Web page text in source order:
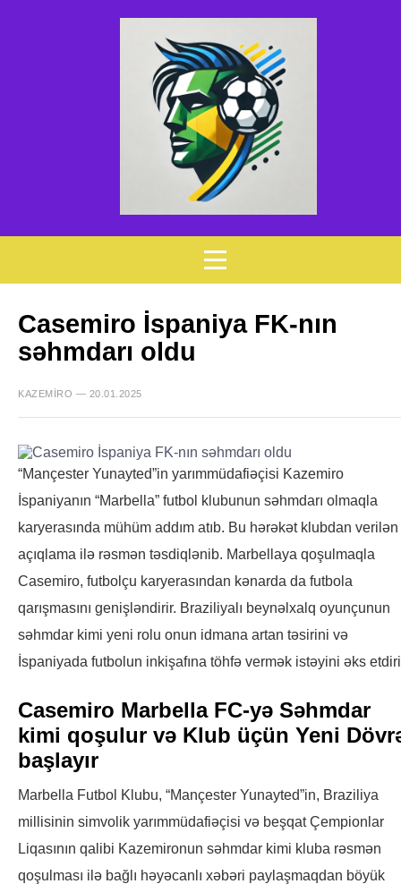
Casemiro İspaniya FK-nın
səhmdarı oldu
KAZEMIRO — 20.01.2025
“Mançester Yunayted”in yarımmüdafiəçisi Kazemiro
İspaniyanın “Marbella” futbol klubunun səhmdarı olmaqla
karyerasında mühüm addım atıb. Bu hərəkət klubdan verilən
açıqlama ilə rəsmən təsdiqlənib. Marbellaya qoşulmaqla
Casemiro, futbolçu karyerasından kənarda da futbola
qarışmasını genişləndirir. Braziliyalı beynəlxalq oyunçunun
səhmdar kimi yeni rolu onun idmana artan təsirini və
İspaniyada futbolun inkişafına töhfə vermək istəyini əks
Casemiro Marbella FC-yə Səhmdar
kimi qoşulur və Klub üçün Yeni
başlayır
Marbella Futbol Klubu, “Mançester Yunayted”in, Braziliya
millisinin simvolik yarımmüdafiəçisi və beşqat Çempionlar
Liqasının qalibi Kazemironun səhmdar kimi kluba rəsmən
qoşulması ilə bağlı həyəcanlı xəbəri paylaşmaqdan böyük